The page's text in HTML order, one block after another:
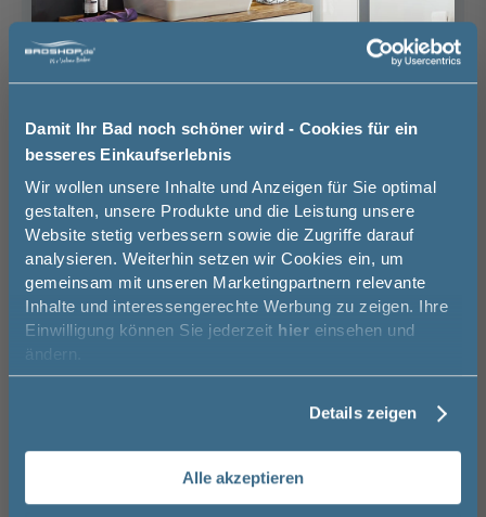
Damit Ihr Bad noch schöner wird - Cookies für ein
besseres Einkaufserlebnis
Wir wollen unsere Inhalte und Anzeigen für Sie optimal
gestalten, unsere Produkte und die Leistung unsere
Website stetig verbessern sowie die Zugriffe darauf
analysieren. Weiterhin setzen wir Cookies ein, um
gemeinsam mit unseren Marketingpartnern relevante
Inhalte und interessengerechte Werbung zu zeigen. Ihre
Einwilligung können Sie jederzeit hier einsehen und
ändern.
Details zeigen
Alle akzeptieren
Unsere Ausstellung besuchen
Basispreis 759,00 €
Gesamtpreis 759,00 €
Versandkostenfrei innerhalb Deutschlands
Versand ins Ausland zzgl. Versandkosten
In den Warenkorb
Artikel merken
Jetzt 50 € sparen!
Melde Sie sich hier zu unserem
Newsletter an und sparen Sie
50€* auf Ihre Bestellung!
Vorname
Email